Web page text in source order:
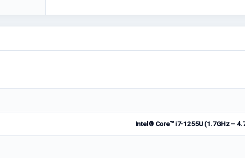
Intel® Core™ i7-1255U (1.7GHz –